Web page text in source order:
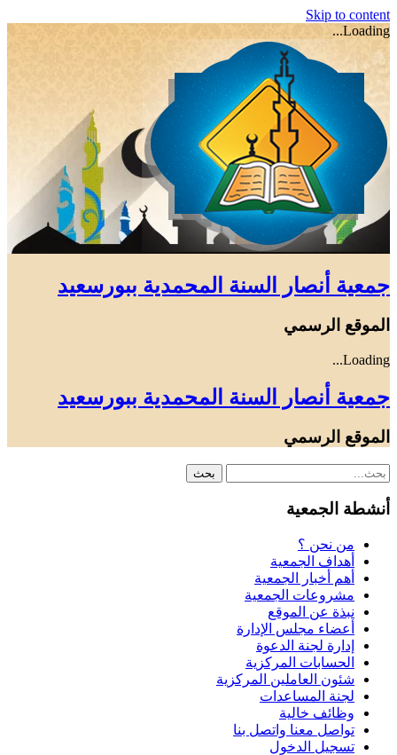
Skip to content
Loading...
جمعية أنصار السنة المحمدية ببورسعيد
الموقع الرسمي
Loading...
جمعية أنصار السنة المحمدية ببورسعيد
الموقع الرسمي
أنشطة الجمعية
من نحن ؟
أهداف الجمعية
أهم أخبار الجمعية
مشروعات الجمعية
نبذة عن الموقع
أعضاء مجلس الإدارة
إدارة لجنة الدعوة
الحسابات المركزية
شئون العاملين المركزية
لجنة المساعدات
وظائف خالية
تواصل معنا واتصل بنا
تسجيل الدخول